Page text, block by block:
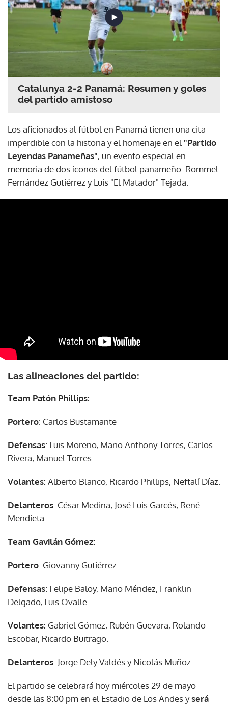
Catalunya 2-2 Panamá: Resumen y goles
del partido amistoso
Los aficionados al fútbol en Panamá tienen una cita
imperdible con la historia y el homenaje en el "Partido
Leyendas Panameñas", un evento especial en
memoria de dos íconos del fútbol panameño: Rommel
Fernández Gutiérrez y Luis "El Matador" Tejada.
Las alineaciones del partido:
Team Patón Phillips:
Portero: Carlos Bustamante
Defensas: Luis Moreno, Mario Anthony Torres, Carlos
Rivera, Manuel Torres.
Volantes: Alberto Blanco, Ricardo Phillips, Neftalí Díaz.
Delanteros: César Medina, José Luis Garcés, René
Mendieta.
Team Gavilán Gómez:
Portero: Giovanny Gutiérrez
Defensas: Felipe Baloy, Mario Méndez, Franklin
Delgado, Luis Ovalle.
Volantes: Gabriel Gómez, Rubén Guevara, Rolando
Escobar, Ricardo Buitrago.
Delanteros: Jorge Dely Valdés y Nicolás Muñoz.
El partido se celebrará hoy miércoles 29 de mayo
desde las 8:00 pm en el Estadio de Los Andes yserá